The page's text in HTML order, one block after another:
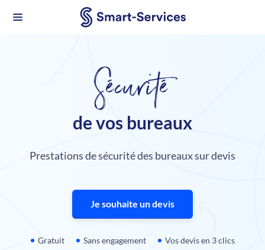
Sécurité
de vos bureaux
Prestations de sécurité des bureaux sur devis
Je souhaite un devis
Gratuit Sans engagement Vos devis en 3 clics